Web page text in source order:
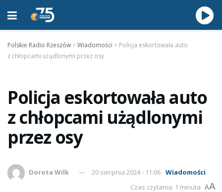
Polskie Radio Rzeszów >Wiadomości > Policja eskortowała auto
z chłopcami użądlonymi przez osy
Policja eskortowała auto
z chłopcami użądlonymi
przez osy
Dorota Wilk 20 sierpnia 2024 - 11:06 Wiadomości
Czas czytania: 1 minuta AA